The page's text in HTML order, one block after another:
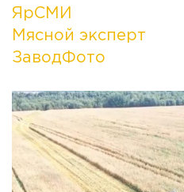
ЯрСМИ
Мясной эксперт
ЗаводФото